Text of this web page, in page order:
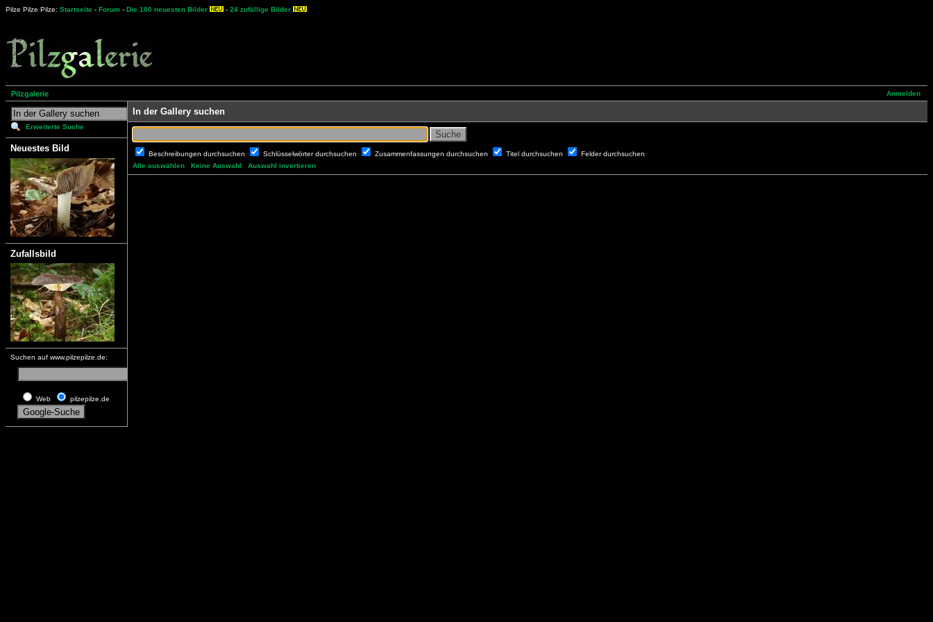
Pilze Pilze Pilze: Startseite - Forum - Die 100 neuesten Bilder - 24 zufällige Bilder
Anmelden
Pilzgalerie
Erweiterte Suche
Neuestes Bild
Zufallsbild
Suchen auf www.pilzepilze.de:
Web pilzepilze.de
In der Gallery suchen
Beschreibungen durchsuchen Schlüsselwörter durchsuchen Zusammenfassungen durchsuchen Titel durchsuchen
Felder durchsuchen
Alle auswählen
Keine Auswahl Auswahl invertieren